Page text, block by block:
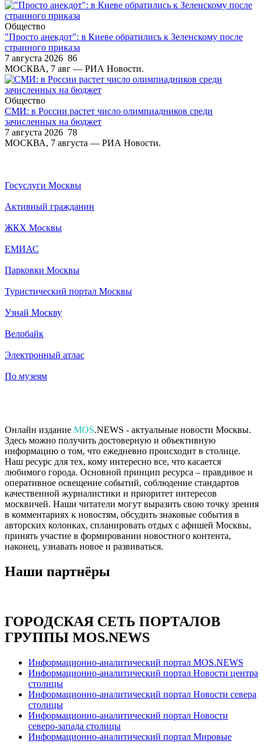
Общество
"Просто анекдот": в Киеве обратились к Зеленскому после
странного приказа
7 августа 2026 86
МОСКВА, 7 авг — РИА Новости.
Общество
СМИ: в России растет число олимпиадников среди
зачисленных на бюджет
7 августа 2026 78
МОСКВА, 7 августа — РИА Новости.
Госуслуги Москвы
Активный гражданин
ЖКХ Москвы
ЕМИАС
Парковки Москвы
Туристический портал Москвы
Узнай Москву
Велобайк
Электронный атлас
По музеям
Онлайн издание MOS.NEWS - актуальные новости Москвы.
Здесь можно получить достоверную и объективную
информацию о том, что ежедневно происходит в столице.
Наш ресурс для тех, кому интересно все, что касается
любимого города. Основной принцип ресурса – правдивое и
оперативное освещение событий, соблюдение стандартов
качественной журналистики и приоритет интересов
москвичей. Наши читатели могут выразить свою точку зрения
в комментариях к новостям, обсудить знаковые события в
авторских колонках, спланировать отдых с афишей Москвы,
принять участие в формировании новостного контента,
наконец, узнавать новое и развиваться.
Наши партнёры
ГОРОДСКАЯ СЕТЬ ПОРТАЛОВ
ГРУППЫ MOS.NEWS
Информационно-аналитический портал MOS.NEWS
Информационно-аналитический портал Новости центра
столицы
Информационно-аналитический портал Новости севера
столицы
Информационно-аналитический портал Новости
северо-запада столицы
Информационно-аналитический портал Мировые